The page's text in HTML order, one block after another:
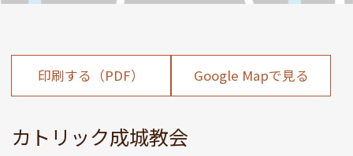
カトリック成城教会
印刷する（PDF） Google Mapで見る